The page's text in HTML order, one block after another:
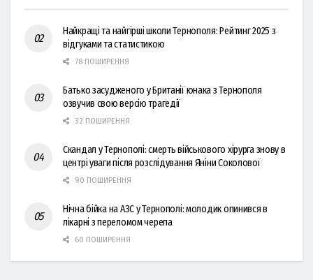
Найкращі та найгірші школи Тернополя: Рейтинг 2025 з
відгуками та статистикою
78 ПОШИРЕННЯ
Батько засудженого у Британії юнака з Тернополя
озвучив свою версію трагедії
32 ПОШИРЕННЯ
Скандал у Тернополі: смерть військового хірурга знову в
центрі уваги після розслідування Яніни Соколової
90 ПОШИРЕННЯ
Нічна бійка на АЗС у Тернополі: молодик опинився в
лікарні з переломом черепа
60 ПОШИРЕННЯ